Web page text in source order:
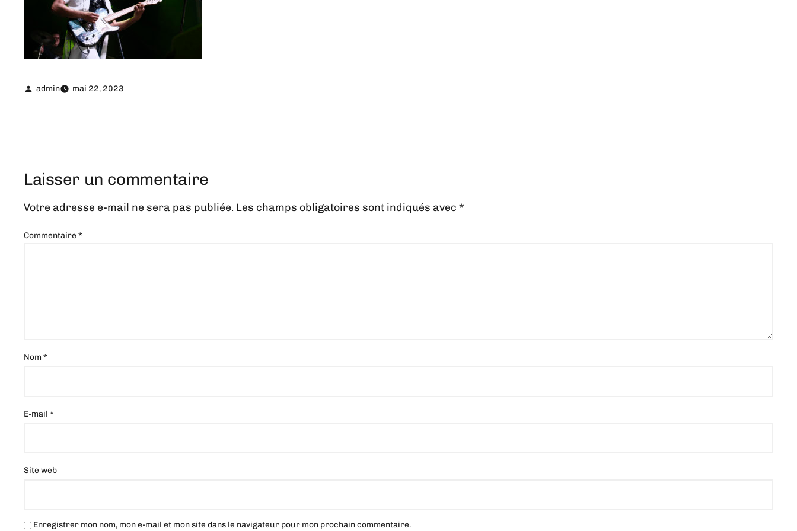
admin mai 22, 2023
Laisser un commentaire
Votre adresse e-mail ne sera pas publiée. Les champs obligatoires sont indiqués avec *
Commentaire *
Nom *
E-mail *
Site web
Enregistrer mon nom, mon e-mail et mon site dans le navigateur pour mon prochain commentaire.